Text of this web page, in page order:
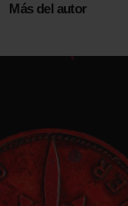
Más del autor